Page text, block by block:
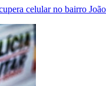
celular no bairro